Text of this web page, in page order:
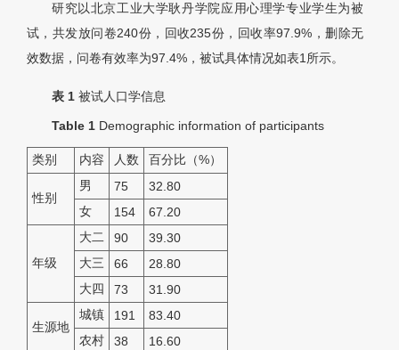
研究以北京工业大学耿丹学院应用心理学专业学生为被
试，共发放问卷240份，回收235份，回收率97.9%，删除无
效数据，问卷有效率为97.4%，被试具体情况如表1所示。
表 1 被试人口学信息
Table 1 Demographic information of participants
类别 内容 人数 百分比（%）
性别
男 75
32.80
女
154 67.20
年级
大二 90
39.30
大三
66
28.80
大四
73 31.90
生源地
城镇 191
83.40
农村
38
16.60